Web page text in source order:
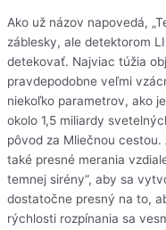
Ako už názov napovedá,
záblesky, ale detektorom
detekovať. Najviac túžia
pravdepodobne veľmi
niekoľko parametrov, ako
okolo 1,5 miliardy
pôvod za Mliečnou
také presné merania
temnej sirény“, aby sa
dostatočne presný na to,
rýchlosti rozpínania sa